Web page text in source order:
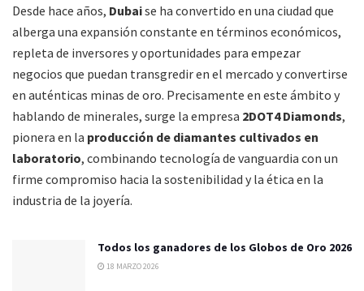
Desde hace años, Dubaise ha convertido en una ciudad que
alberga una expansión constante en términos económicos,
repleta de inversores y oportunidades para empezar
negocios que puedan transgredir en el mercado y convertirse
en auténticas minas de oro. Precisamente en este ámbito y
hablando de minerales, surge la empresa 2DOT4 Diamonds,
pionera en la producción de diamantes cultivados en
laboratorio, combinando tecnología de vanguardia con un
firme compromiso hacia la sostenibilidad y la ética en la
industria de la joyería.
Todos los ganadores de los Globos de Oro 2026
18 MARZO 2026